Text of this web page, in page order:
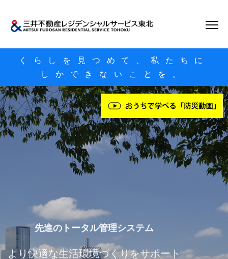
くらしを見つめて、私たちに
しかできないことを。
三井不動産グループの総合力
先進のトータル管理システム
より快適な生活環境づくりをサポート